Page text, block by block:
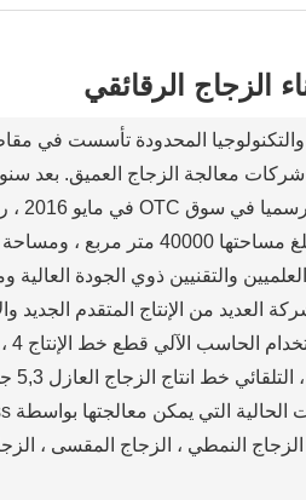
الزجاج الرقائقي
شركات معالجة الزجاج العميق. بعد
والتقنيين ذوي الجودة العالية
الزجاج النمطي ، الزجاج المقسى ،